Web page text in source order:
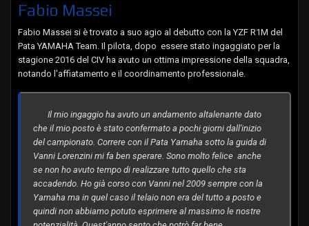
Fabio Massei
Fabio Massei si è trovato a suo agio al debutto con la YZF R1M del
Pata YAMAHA Team. Il pilota, dopo essere stato ingaggiato per la
stagione 2016 del CIV ha avuto un ottima impressione della squadra,
notando l'affiatamento e il coordinamento professionale.
Il mio ingaggio ha avuto un andamento altalenante dato
che il mio posto è stato confermato a pochi giorni dall'inizio
del campionato. Correre con il Pata Yamaha sotto la guida di
Vanni Lorenzini mi fa ben sperare. Sono molto felice anche
se non ho avuto tempo di realizzare tutto quello che sta
accadendo. Ho già corso con Vanni nel 2009 sempre con la
Yamaha ma in quel caso il telaio non era del tutto a posto e
quindi non abbiamo potuto esprimere al massimo le nostre